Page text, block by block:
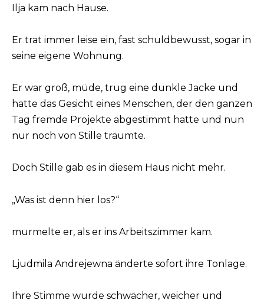
Ilja kam nach Hause.
Er trat immer leise ein, fast schuldbewusst, sogar in
seine eigene Wohnung.
Er war groß, müde, trug eine dunkle Jacke und
hatte das Gesicht eines Menschen, der den ganzen
Tag fremde Projekte abgestimmt hatte und nun
nur noch von Stille träumte.
Doch Stille gab es in diesem Haus nicht mehr.
„Was ist denn hier los?“
murmelte er, als er ins Arbeitszimmer kam.
Ljudmila Andrejewna änderte sofort ihre Tonlage.
Ihre Stimme wurde schwächer, weicher und